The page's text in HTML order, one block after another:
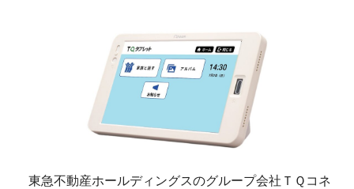
東急不動産ホールディングスのグループ会社ＴＱコネ